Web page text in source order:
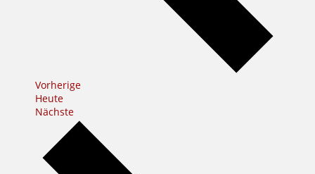
VorherigeVeranstaltungen
Heute
NächsteVeranstaltungen